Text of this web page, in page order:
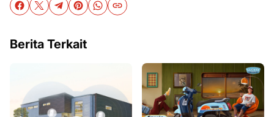
Berita Terkait